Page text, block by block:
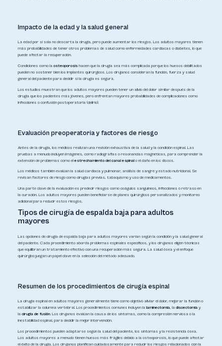
Impacto de la edad y la salud general
La edad por sí sola no descarta la cirugía, pero puede aumentar los riesgos. Los adultos mayores tienen
más probabilidades de tener otros problemas de salud como enfermedades cardíacas o diabetes, lo que
puede afectar la recuperación.
Condiciones como la osteoporosishacen que la cirugía sea más complicada porque los huesos debilitados
pueden no sostener bien los implantes quirúrgicos. Los cirujanos consideran la función, fuerza y salud
general del paciente para decidir si la cirugía es segura.
Los estudios muestran que los adultos mayores pueden tener un alivio del dolor similar después de la
cirugía que los pacientes más jóvenes, pero enfrentan mayores probabilidades de complicaciones como
infecciones o confusión postoperatoria (delirio).
Evaluación preoperatoria y factores de riesgo
Antes de la cirugía, los médicos realizan una revisión exhaustiva de la salud y la condición espinal. Las
pruebas a menudo incluyen imágenes, como radiografías o resonancias magnéticas, para comprender la
extensión de problemas como el estrechamiento del canal espinalo el daño en los discos.
Los médicos también evalúan la salud cardíaca y pulmonar, análisis de sangre y estado nutricional. Se
revisan factores de riesgo como cirugías previas, tabaquismo y uso de medicamentos.
Una parte clave de la evaluación es predecir riesgos como coágulos sanguíneos, infecciones o retraso en
la curación. Los adultos mayores pueden beneficiarse de planes quirúrgicos personalizados y monitoreo
adicional para reducir estos riesgos.
Tipos de cirugía de espalda baja para adultos
mayores
Las opciones de cirugía de espalda baja para adultos mayores varían según la condición y la salud general
del paciente. Cada procedimiento aborda problemas espinales específicos, y los cirujanos eligen técnicas
que equilibran un tratamiento efectivo con una recuperación más segura. La salud ósea y el enfoque
quirúrgico juegan un papel clave en la selección del método adecuado.
Resumen de los procedimientos de cirugía espinal
La cirugía espinal en adultos mayores generalmente tiene como objetivo aliviar el dolor, mejorar la función o
estabilizar la columna vertebral. Los procedimientos comunes incluyen la laminectomía, la discectomíay
la cirugía de fusión. Los cirujanos evalúan la causa de los síntomas, como la compresión nerviosa o la
inestabilidad espinal, para decidir la mejor intervención.
Los procedimientos pueden adaptarse según la salud del paciente, los síntomas y la resistencia ósea.
Los adultos mayores a menudo tienen huesos más frágiles debido a la osteoporosis, lo que puede afectar
el éxito de la cirugía. Los cirujanos planifican cuidadosamente para reducir los riesgos relacionados con la